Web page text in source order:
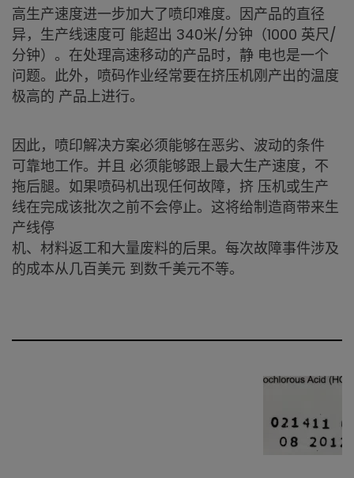
高生产速度进一步加大了喷印难度。因产品的直径
异，生产线速度可 能超出 340米/分钟（1000 英尺/
分钟）。在处理高速移动的产品时，静 电也是一个
问题。此外，喷码作业经常要在挤压机刚产出的温度
极高的 产品上进行。
因此，喷印解决方案必须能够在恶劣、波动的条件
可靠地工作。并且 必须能够跟上最大生产速度，不
拖后腿。如果喷码机出现任何故障，挤 压机或生产
线在完成该批次之前不会停止。这将给制造商带来生
产线停
机、材料返工和大量废料的后果。每次故障事件涉及
的成本从几百美元 到数千美元不等。